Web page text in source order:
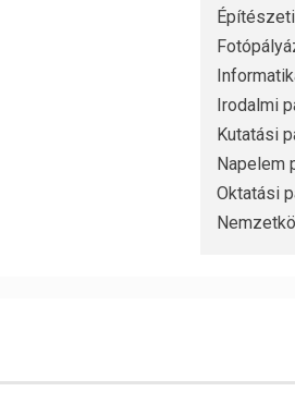
Irodalmi
Kutatási
Napelem
Oktatási